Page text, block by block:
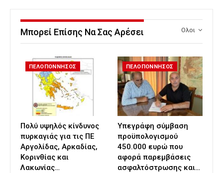
Ολοι
Μπορεί Επίσης Να Σας Αρέσει
ΠΕΛΟΠΟΝΝΗΣΟΣ
Πολύ υψηλός κίνδυνος
πυρκαγιάς για τις ΠΕ
Αργολίδας, Αρκαδίας,
Κορινθίας και
Λακωνίας…
ΠΕΛΟΠΟΝΝΗΣΟΣ
Υπεγράφη σύμβαση
προϋπολογισμού
450.000 ευρώ που
αφορά παρεμβάσεις
ασφαλτόστρωσης και…